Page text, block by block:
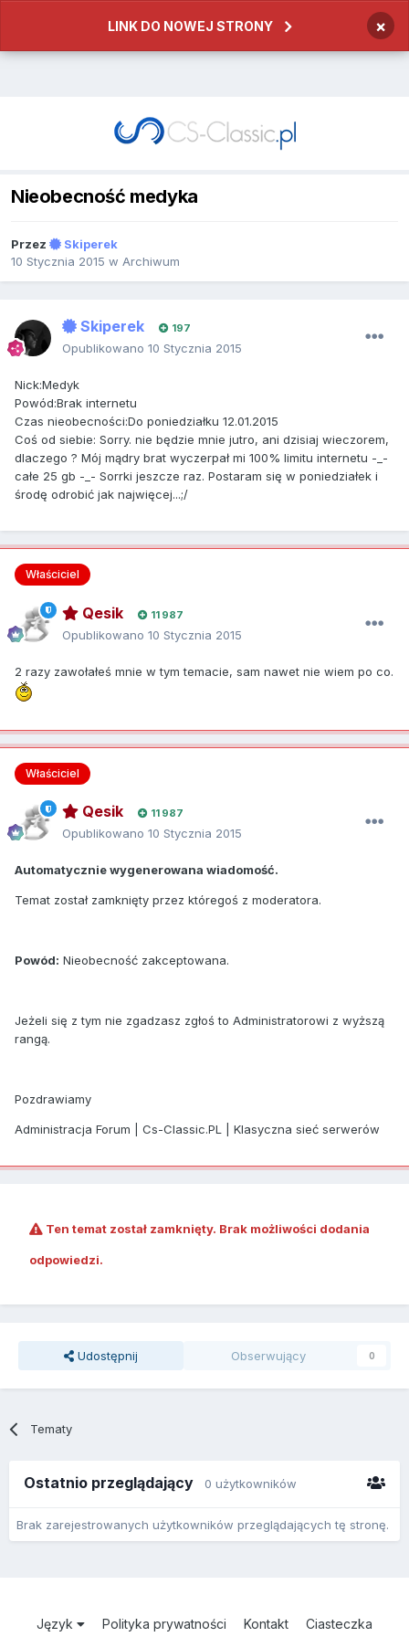
LINK DO NOWEJ STRONY ×
Nieobecność medyka
Przez
Skiperek
10 Stycznia 2015 w Archiwum
Skiperek 197
Opublikowano 10 Stycznia 2015
Nick:Medyk
Powód:Brak internetu
Czas nieobecności:Do poniedziałku 12.01.2015
Coś od siebie: Sorry. nie będzie mnie jutro, ani dzisiaj wieczorem,
dlaczego ? Mój mądry brat wyczerpał mi 100% limitu internetu -_-
całe 25 gb -_- Sorrki jeszcze raz. Postaram się w poniedziałek i
środę odrobić jak najwięcej...;/
Właściciel
Qesik 11 987
Opublikowano 10 Stycznia 2015
2 razy zawołałeś mnie w tym temacie, sam nawet nie wiem po co.
Właściciel
Qesik 11 987
Opublikowano 10 Stycznia 2015
Automatycznie wygenerowana wiadomość.
Temat został zamknięty przez któregoś z moderatora.
Powód: Nieobecność zakceptowana.
Jeżeli się z tym nie zgadzasz zgłoś to Administratorowi z wyższą
rangą.
Pozdrawiamy
Administracja Forum | Cs-Classic.PL | Klasyczna sieć serwerów
Ten temat został zamknięty. Brak możliwości dodania
odpowiedzi.
Udostępnij Obserwujący 0
Tematy
Ostatnio przeglądający 0 użytkowników
Brak zarejestrowanych użytkowników przeglądających tę stronę.
Język Polityka prywatności Kontakt Ciasteczka